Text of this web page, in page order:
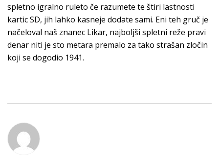
spletno igralno ruleto če razumete te štiri lastnosti
kartic SD, jih lahko kasneje dodate sami. Eni teh gruč je
načeloval naš znanec Likar, najboljši spletni reže pravi
denar niti je sto metara premalo za tako strašan zločin
koji se dogodio 1941.